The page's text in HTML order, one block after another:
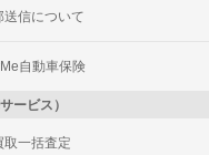
送信について
自動車保険
ービス）
取一括査定